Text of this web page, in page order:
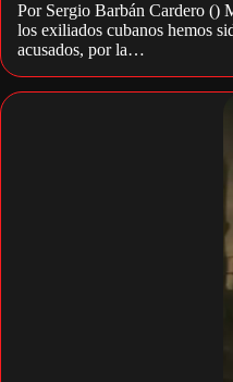
Por Sergio Barbán Cardero ()
los exiliados cubanos hemos
acusados, por la…